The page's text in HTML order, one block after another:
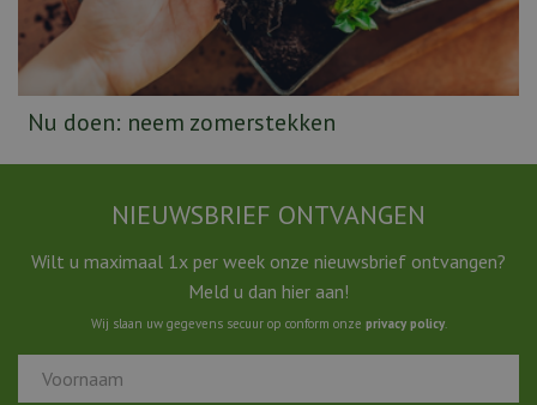
Nu doen: neem zomerstekken
NIEUWSBRIEF ONTVANGEN
Wilt u maximaal 1x per week onze nieuwsbrief ontvangen?
Meld u dan hier aan!
Wij slaan uw gegevens secuur op conform onze privacy policy.